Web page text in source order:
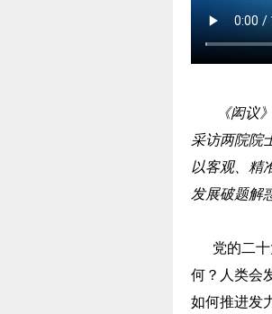
《闳议
采访两院院
以客观、精
发展破题解
党的二十
何？人类会
如何推进发